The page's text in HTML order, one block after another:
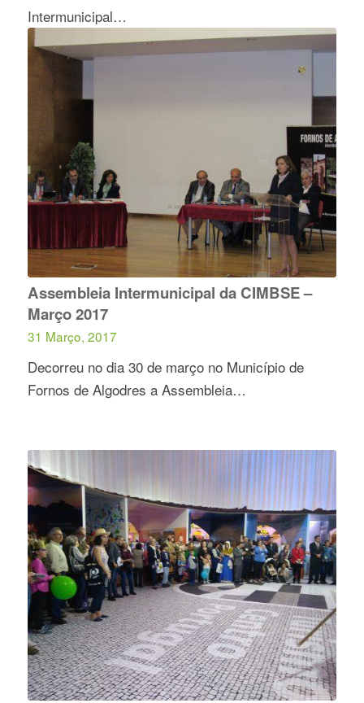
Intermunicipal…
Assembleia Intermunicipal da CIMBSE –
Março 2017
31 Março, 2017
Decorreu no dia 30 de março no Município de
Fornos de Algodres a Assembleia…